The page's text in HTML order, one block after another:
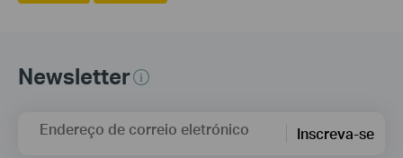
Newsletter
Endereço de correio eletrónico Inscreva-se